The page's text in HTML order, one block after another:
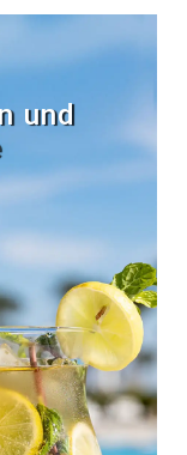
und